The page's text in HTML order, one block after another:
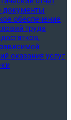
документы
обеспечение
труда
оказания услуг